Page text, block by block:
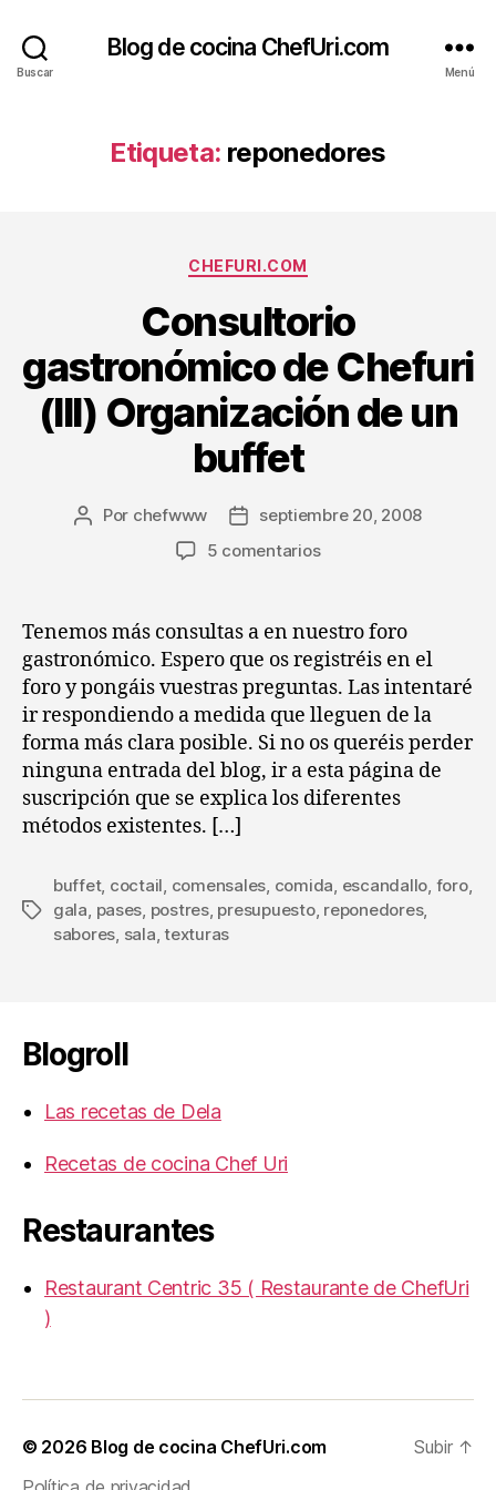
Buscar
Blog de cocina ChefUri.com
Menú
Etiqueta: reponedores
Categorías
CHEFURI.COM
Consultorio
gastronómico de Chefuri
(III) Organización de un
buffet
Autor
Por chefwww
Fechaseptiembre 20, 2008
5 comentariosen
de
Chefuri
(III)
Organización
de
un
buffet
Tenemos más consultas a en nuestro foro
gastronómico. Espero que os registréis en el
foro y pongáis vuestras preguntas. Las intentaré
ir respondiendo a medida que lleguen de la
forma más clara posible. Si no os queréis perder
ninguna entrada del blog, ir a esta página de
suscripción que se explica los diferentes
métodos existentes. […]
Etiquetas
buffet, coctail comensales comida escandallo foro,
gala pases postres, presupuesto, reponedores,
sabores sala ,texturas
Blogroll
Las recetas de Dela
Recetas de cocina Chef Uri
Restaurantes
Restaurant Centric 35 ( Restaurante de ChefUri
)
© 2026 Blog de cocina ChefUri.com
Subir ↑